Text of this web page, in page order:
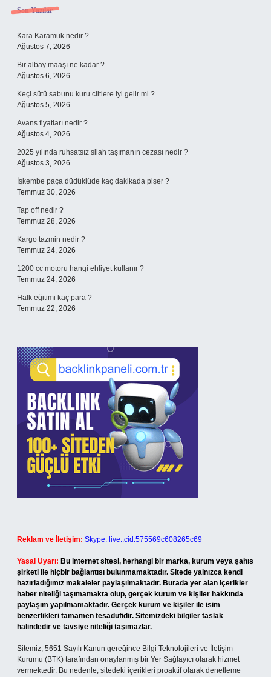
Sidebar
Son Yazılar
Kara Karamuk nedir ?
Ağustos 7, 2026
Bir albay maaşı ne kadar ?
Ağustos 6, 2026
Keçi sütü sabunu kuru ciltlere iyi gelir mi ?
Ağustos 5, 2026
Avans fiyatları nedir ?
Ağustos 4, 2026
2025 yılında ruhsatsız silah taşımanın cezası nedir ?
Ağustos 3, 2026
İşkembe paça düdüklüde kaç dakikada pişer ?
Temmuz 30, 2026
Tap off nedir ?
Temmuz 28, 2026
Kargo tazmin nedir ?
Temmuz 24, 2026
1200 cc motoru hangi ehliyet kullanır ?
Temmuz 24, 2026
Halk eğitimi kaç para ?
Temmuz 22, 2026
Reklam ve İletişim: Skype: live:.cid.575569c608265c69
Yasal Uyarı: Bu internet sitesi, herhangi bir marka, kurum veya şahıs
şirketi ile hiçbir bağlantısı bulunmamaktadır. Sitede yalnızca kendi
hazırladığımız makaleler paylaşılmaktadır. Burada yer alan içerikler
haber niteliği taşımamakta olup, gerçek kurum ve kişiler hakkında
paylaşım yapılmamaktadır. Gerçek kurum ve kişiler ile isim
benzerlikleri tamamen tesadüfidir. Sitemizdeki bilgiler taslak
halindedir ve tavsiye niteliği taşımazlar.
Sitemiz, 5651 Sayılı Kanun gereğince Bilgi Teknolojileri ve İletişim
Kurumu (BTK) tarafından onaylanmış bir Yer Sağlayıcı olarak hizmet
vermektedir. Bu nedenle, sitedeki içerikleri proaktif olarak denetleme